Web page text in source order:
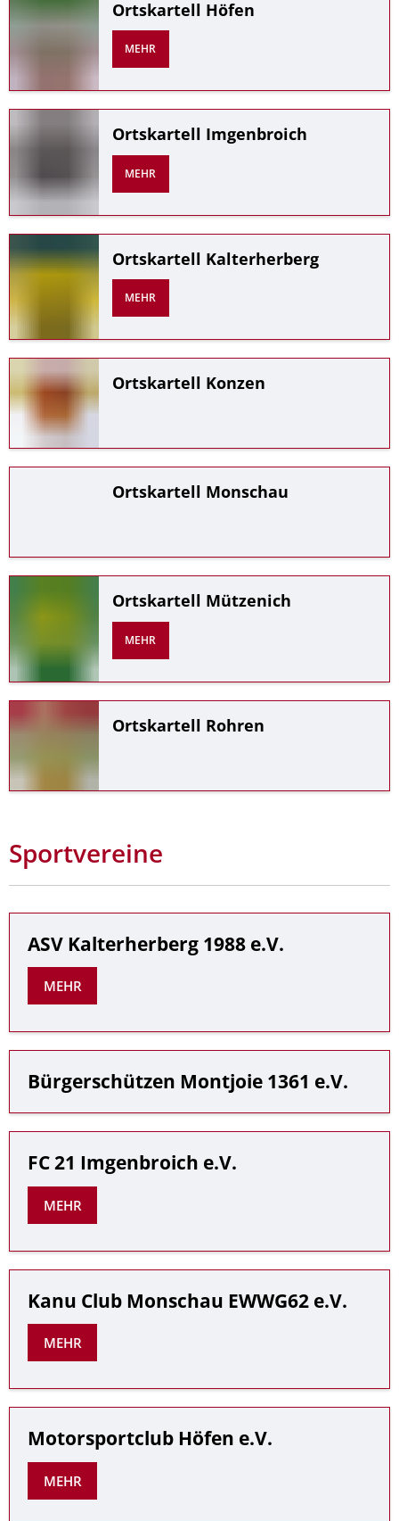
Ortskartell Höfen
MEHR
Ortskartell Imgenbroich
MEHR
Ortskartell Kalterherberg
MEHR
Ortskartell Konzen
Ortskartell Monschau
Ortskartell Mützenich
MEHR
Ortskartell Rohren
Sportvereine
ASV Kalterherberg 1988 e.V.
MEHR
Bürgerschützen Montjoie 1361 e.V.
FC 21 Imgenbroich e.V.
MEHR
Kanu Club Monschau EWWG62 e.V.
MEHR
Motorsportclub Höfen e.V.
MEHR